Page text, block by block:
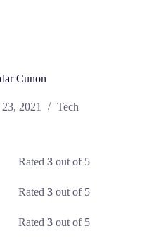
Cunon
23, 2021 Tech
Rated3 out of 5
Rated3 out of 5
Rated3 out of 5